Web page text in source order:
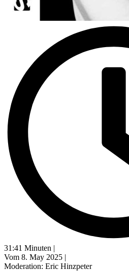
31:41 Minuten |
Vom 8. May 2025 |
Moderation: Eric Hinzpeter